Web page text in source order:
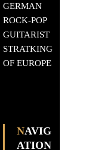
GERMAN
ROCK-POP
GUITARIST
STRATKING
OF EUROPE
NAVIG
ATION